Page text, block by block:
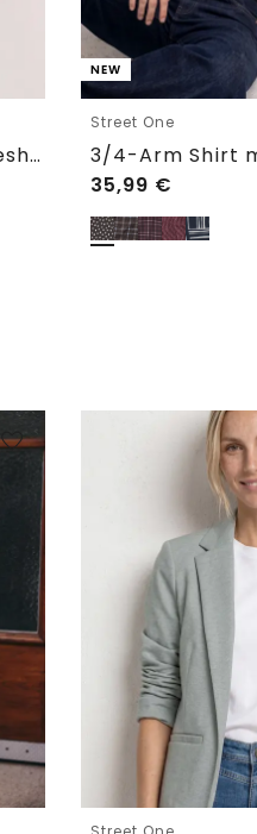
3/4-Arm Shirt aus Mesh mit Print
NEW
Street One
35,99 €